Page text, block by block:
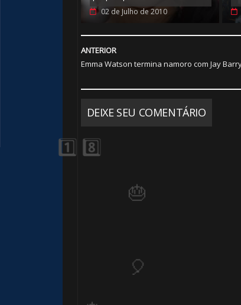
02 de Julho de 2010
ANTERIOR
Emma Watson termina namoro com Jay
DEIXE SEU COMENTÁRIO
1️⃣ 8️⃣
🎈